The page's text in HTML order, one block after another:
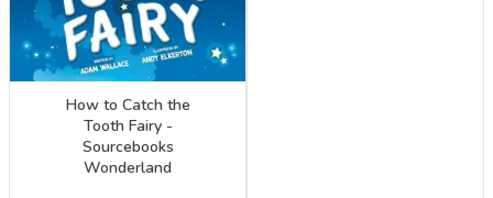
How to Catch the
Tooth Fairy -
Sourcebooks
Wonderland